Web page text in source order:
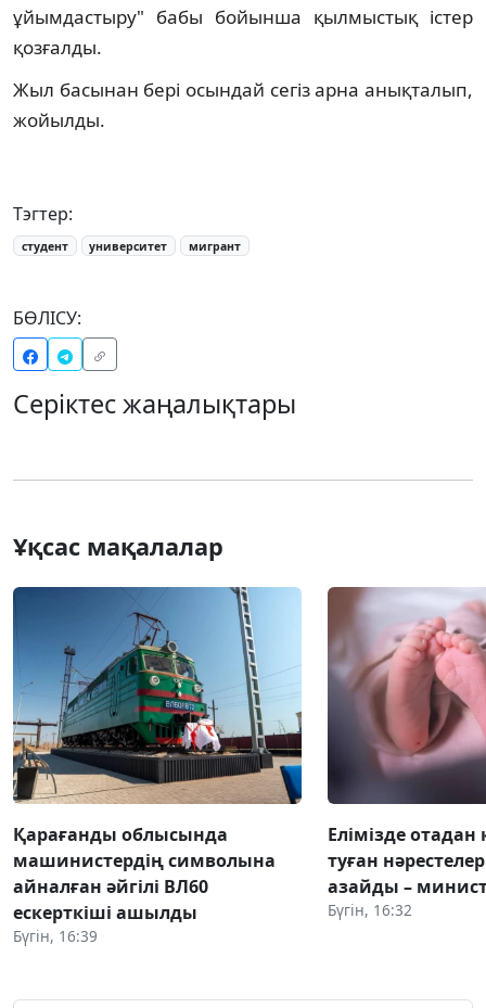
ұйымдастыру" бабы бойынша қылмыстық істер
қозғалды.
Жыл басынан бері осындай сегіз арна анықталып,
жойылды.
Тэгтер:
студент университет мигрант
БӨЛІСУ:
Серіктес жаңалықтары
Ұқсас мақалалар
Қарағанды облысында
машинистердің символына
айналған әйгілі ВЛ60
ескерткіші ашылды
Бүгін, 16:39
Елімізде отадан
туған
азайды –
Бүгін, 16:32